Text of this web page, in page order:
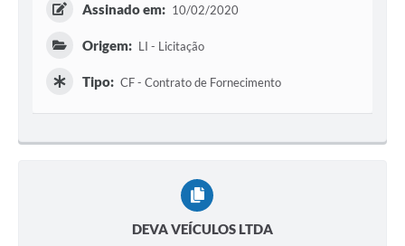
Assinado em: 10/02/2020
Origem: LI - Licitação
Tipo: CF - Contrato de Fornecimento
DEVA VEÍCULOS LTDA